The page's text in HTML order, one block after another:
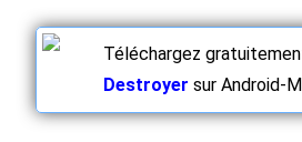
Téléchargez
Destroyer sur Android-